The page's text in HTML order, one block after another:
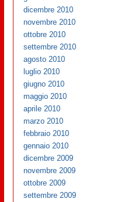
dicembre 2010
novembre 2010
ottobre 2010
settembre 2010
agosto 2010
luglio 2010
giugno 2010
maggio 2010
aprile 2010
marzo 2010
febbraio 2010
gennaio 2010
dicembre 2009
novembre 2009
ottobre 2009
settembre 2009